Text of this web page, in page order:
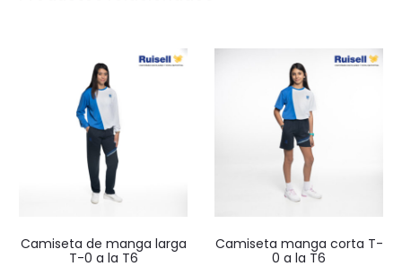
Camiseta de manga larga
T-0 a la T6
Camiseta manga corta T-
0 a la T6